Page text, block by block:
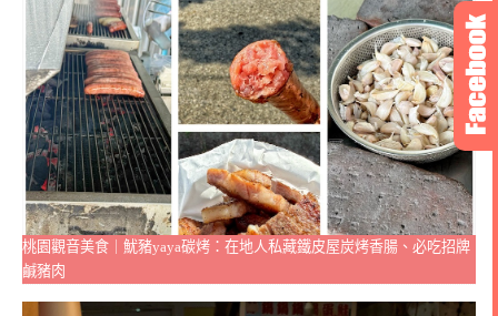
桃園觀音美食｜魷豬yaya碳烤：在地人私藏鐵皮屋炭烤香腸、必吃招牌
鹹豬肉